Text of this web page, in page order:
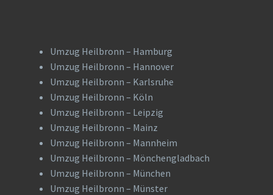
Umzug Heilbronn – Hamburg
Umzug Heilbronn – Hannover
Umzug Heilbronn – Karlsruhe
Umzug Heilbronn – Köln
Umzug Heilbronn – Leipzig
Umzug Heilbronn – Mainz
Umzug Heilbronn – Mannheim
Umzug Heilbronn – Mönchengladbach
Umzug Heilbronn – München
Umzug Heilbronn – Münster